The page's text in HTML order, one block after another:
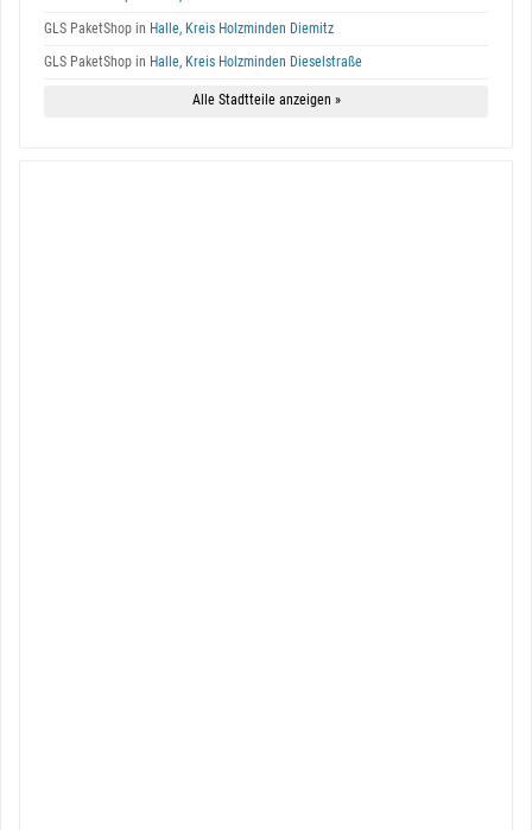
GLS PaketShop in Halle, Kreis Holzminden Diemitz
GLS PaketShop in Halle, Kreis Holzminden Dieselstraße
Alle Stadtteile anzeigen »